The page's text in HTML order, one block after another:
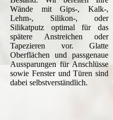
Wände mit Gips-, Kalk-,
Lehm-, Silikon-, oder
Silikatputz optimal für das
spätere Anstreichen oder
Tapezieren vor. Glatte
Oberflächen und passgenaue
Aussparungen für Anschlüsse
sowie Fenster und Türen sind
dabei selbstverständlich.